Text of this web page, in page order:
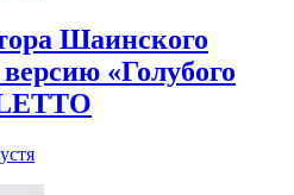
Шаинского
«Голубого